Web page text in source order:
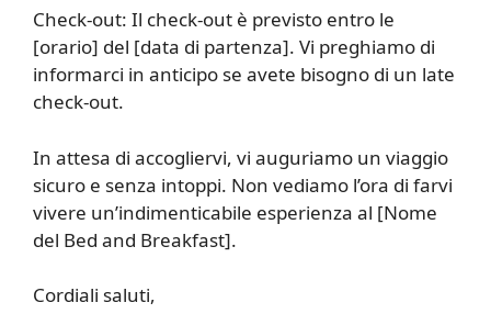
Check-out: Il check-out è previsto entro le
[orario] del [data di partenza]. Vi preghiamo di
informarci in anticipo se avete bisogno di un late
check-out.
In attesa di accogliervi, vi auguriamo un viaggio
sicuro e senza intoppi. Non vediamo l’ora di farvi
vivere un’indimenticabile esperienza al [Nome
del Bed and Breakfast].
Cordiali saluti,